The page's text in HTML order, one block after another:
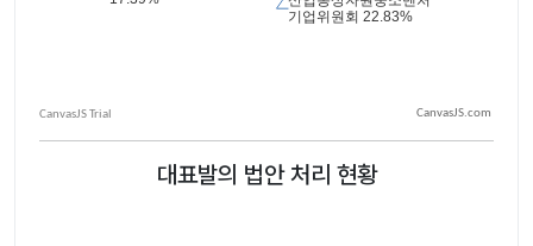
CanvasJS.com
대표발의 법안 처리 현황